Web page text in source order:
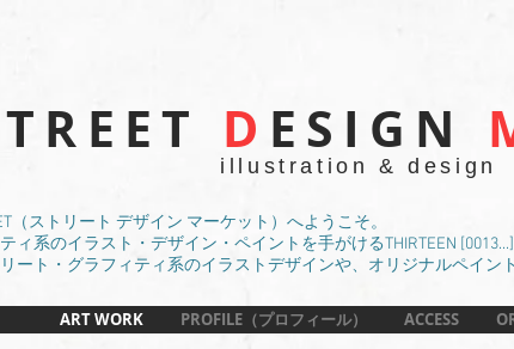
TREET D ESIGN
illustration & design
（ストリート デザイン マーケット）へようこそ。
ィ系のイラスト・デザイン・ペイントを手がけるTHIRTEEN
ート・グラフィティ系のイラストデザインや、オリジナルペイン
ART WORK PROFILE（プロフィール） ACCESS